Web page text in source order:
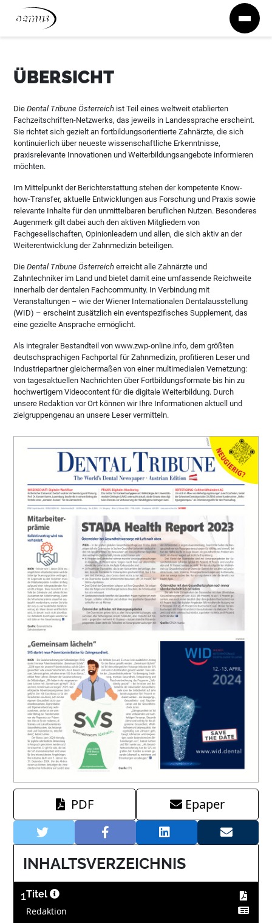
Zum Inhalt springen
ÜBERSICHT
DieDental Tribune Österreich ist Teil eines weltweit etablierten
Fachzeitschriften-Netzwerks, das jeweils in Landessprache erscheint.
Sie richtet sich gezielt an fortbildungsorientierte Zahnärzte, die sich
kontinuierlich über neueste wissenschaftliche Erkenntnisse,
praxisrelevante Innovationen und Weiterbildungsangebote informieren
möchten.
Im Mittelpunkt der Berichterstattung stehen der kompetente Know-
how-Transfer, aktuelle Entwicklungen aus Forschung und Praxis sowie
relevante Inhalte für den unmittelbaren beruflichen Nutzen. Besonderes
Augenmerk gilt dabei auch den aktiven Mitgliedern von
Fachgesellschaften, Opinionleadern und allen, die sich aktiv an der
Weiterentwicklung der Zahnmedizin beteiligen.
DieDental Tribune Österreich erreicht alle Zahnärzte und
Zahntechniker im Land und bietet damit eine umfassende Reichweite
innerhalb der dentalen Fachcommunity. In Verbindung mit
Veranstaltungen – wie der Wiener Internationalen Dentalausstellung
(WID) – erscheint zusätzlich ein eventspezifisches Supplement, das
eine gezielte Ansprache ermöglicht.
Als integraler Bestandteil von www.zwp-online.info, dem größten
deutschsprachigen Fachportal für Zahnmedizin, profitieren Leser und
Industriepartner gleichermaßen von einer multimedialen Vernetzung:
von tagesaktuellen Nachrichten über Fortbildungsformate bis hin zu
hochwertigem Videocontent für die digitale Weiterbildung. Durch
unsere Redaktion vor Ort können wir Ihre Informationen aktuell und
zielgruppengenau an unsere Leser vermitteln.
PDF Epaper
INHALTSVERZEICHNIS
1Titel
Redaktion